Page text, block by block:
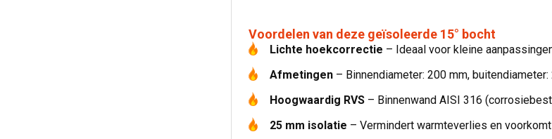
Voordelen van deze geïsoleerde 15° bocht
Lichte hoekcorrectie – Ideaal voor kleine
Afmetingen – Binnendiameter: 200 mm, buitendiameter:
Hoogwaardig RVS – Binnenwand AISI 316
25 mm isolatie – Vermindert warmteverlies en